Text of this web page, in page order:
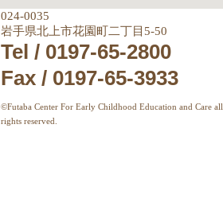
024-0035
岩手県北上市花園町二丁目5-50
Tel / 0197-65-2800
Fax / 0197-65-3933
©Futaba Center For Early Childhood Education and Care all
rights reserved.